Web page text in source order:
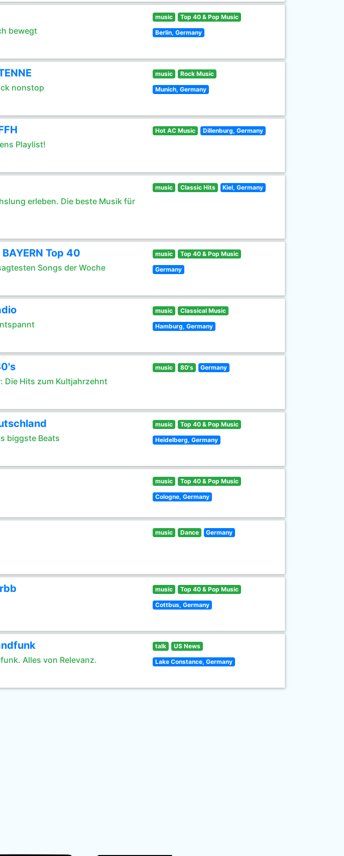
bewegt
music Top 40 & Pop Music
Berlin, Germany
nonstop
music Rock Music
Munich, Germany
Playlist!
Hot AC Music Dillenburg, Germany
erleben. Die beste Musik für
music Classic Hits Kiel, Germany
Top 40
Songs der Woche
music Top 40 & Pop Music
Germany
music Classical Music
Hamburg, Germany
Die Hits zum Kultjahrzehnt
music 80's Germany
biggste Beats
music Top 40 & Pop Music
Heidelberg, Germany
music Top 40 & Pop Music
Cologne, Germany
music Dance Germany
music Top 40 & Pop Music
Cottbus, Germany
Alles von Relevanz.
talk US News
Lake Constance, Germany